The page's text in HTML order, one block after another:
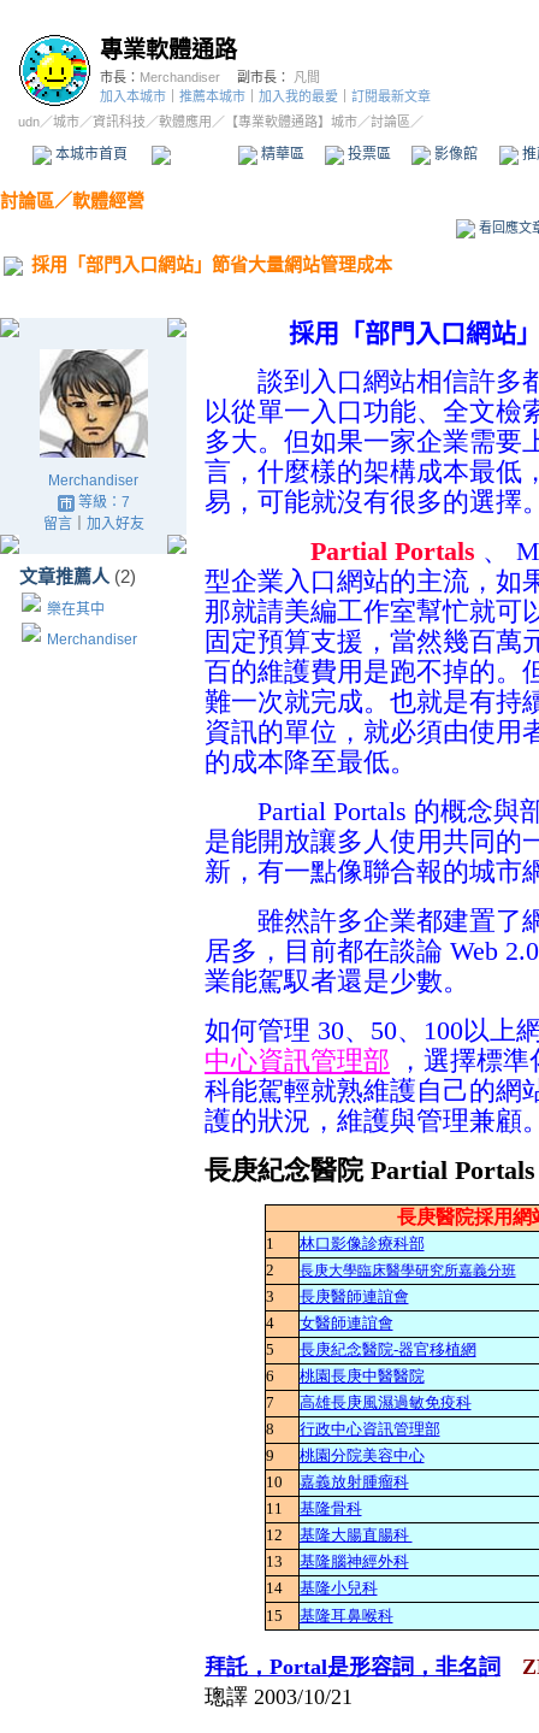
專業軟體通路
市長： Merchandiser 副市長：
凡間
加入本城市
推薦本城市 加入我的最愛
訂閱最新文章
udn／城市／資訊科技 ／軟體應用 ／ 【專業軟體通路】城市／討論區／
本城市首頁 精華區 投票區 影像館
討論區／軟體經營
看回應文
採用「部門入口網站」節省大量網站管理成本
Merchandiser
等級：7
留言｜ 加入好友
文章推薦人 (2)
樂在其中
Merchandiser
採用「部門入口網站
談到入口網站相信許多
以從單一入口功能、全文檢
多大。但如果一家企業需要
言，什麼樣的架構成本最低
易，可能就沒有很多的選擇
Partial Portals 、
型企業入口網站的主流，如
那就請美編工作室幫忙就可
固定預算支援，當然幾百萬
百的維護費用是跑不掉的。
難一次就完成。也就是有持
資訊的單位，就必須由使用
的成本降至最低。
Partial Portals 的概念與
是能開放讓多人使用共同的
新，有一點像聯合報的城市
雖然許多企業都建置了網
居多，目前都在談論 Web
業能駕馭者還是少數。
如何管理 30、50、100以上
中心資訊管理部 ，選擇標
科能駕輕就熟維護自己的網
護的狀況，維護與管理兼顧
長庚紀念醫院 Partial
長庚醫院採用網
1
林口影像診療科部
2
長庚大學臨床醫學研究所嘉義分班
3
長庚醫師連誼會
4
女醫師連誼會
5
長庚紀念醫院-器官移植網
6
桃園長庚中醫醫院
7
高雄長庚風濕過敏免疫科
8
行政中心資訊管理部
9
桃園分院美容中心
10
嘉義放射腫瘤科
11
基隆骨科
12
基隆大腸直腸科
13
基隆腦神經外科
14
基隆小兒科
15
基隆耳鼻喉科
拜託，Portal是形容詞，非名詞
璁譯 2003/10/21